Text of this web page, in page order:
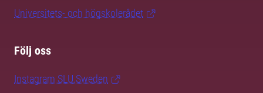
Universitets- och högskolerådet
Följ oss
Instagram SLU.Sweden